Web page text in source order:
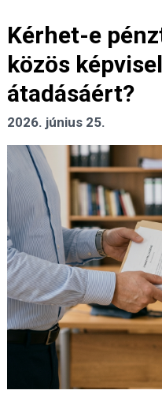
Kérhet-e
közös
átadásáért?
2026. június 25.